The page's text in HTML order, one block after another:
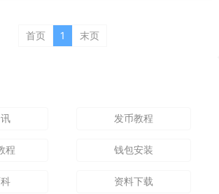
首页 1 末页
发币教程
程 钱包安装
资料下载